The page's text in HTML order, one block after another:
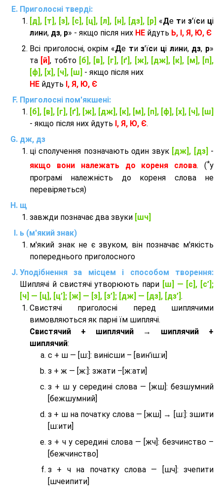
Приголосні тверді:
[д], [т], [з], [с], [ц], [л], [н], [дз], [р] «Де ти з'їси ці
лини, дз, р» - якщо після них НЕ йдуть Ь, І, Я, Ю, Є
Всі приголосні, окрім «Де тиз'їси ці лини, дз, р»
та [й], тобто [б], [в], [г], [ґ], [ж], [дж], [к], [м], [п],
[ф], [х], [ч], [ш] - якщо після них
НЕ йдуть І, Я, Ю, Є
Приголосні пом'якшені:
[б], [в], [г], [ґ], [ж], [дж], [к], [м], [п], [ф], [х], [ч], [ш]
- якщо після них йдуть І, Я, Ю, Є.
дж, дз
ці сполучення позначають один звук [дж], [дз] -
якщо вони належать до кореня слова. (*у
програмі належність до кореня слова не
перевіряеться)
щ
завжди позначає два звуки [шч]
ь (м'який знак)
м'який знак не є звуком, він позначає м'якість
попереднього приголосного
Уподібнення за місцем і способом творення:
Шиплячі й свистячі утворюють пари [ш] — [c], [с’];
[ч] — [ц], [ц’]; [ж] — [з], [з’]; [дж] — [дз], [дз’] .
Свистячі приголосні перед шиплячими
вимовляються як парні їм шиплячі.
Cвистячий + шиплячий → шиплячий +
шиплячий:
с + ш — [ш:]: винісши – [вин’іш:и]
з + ж — [ж:]: зжати –[ж:ати]
з + ш у середині слова — [жш]: безшумний
[бежшумний]
з + ш на початку слова — [жш] → [ш:]: зшити
[ш:ити]
з + ч у середині слова — [жч]: безчинство –
[бежчинство]
з + ч на початку слова — [шч]: зчепити
[шчеипити]